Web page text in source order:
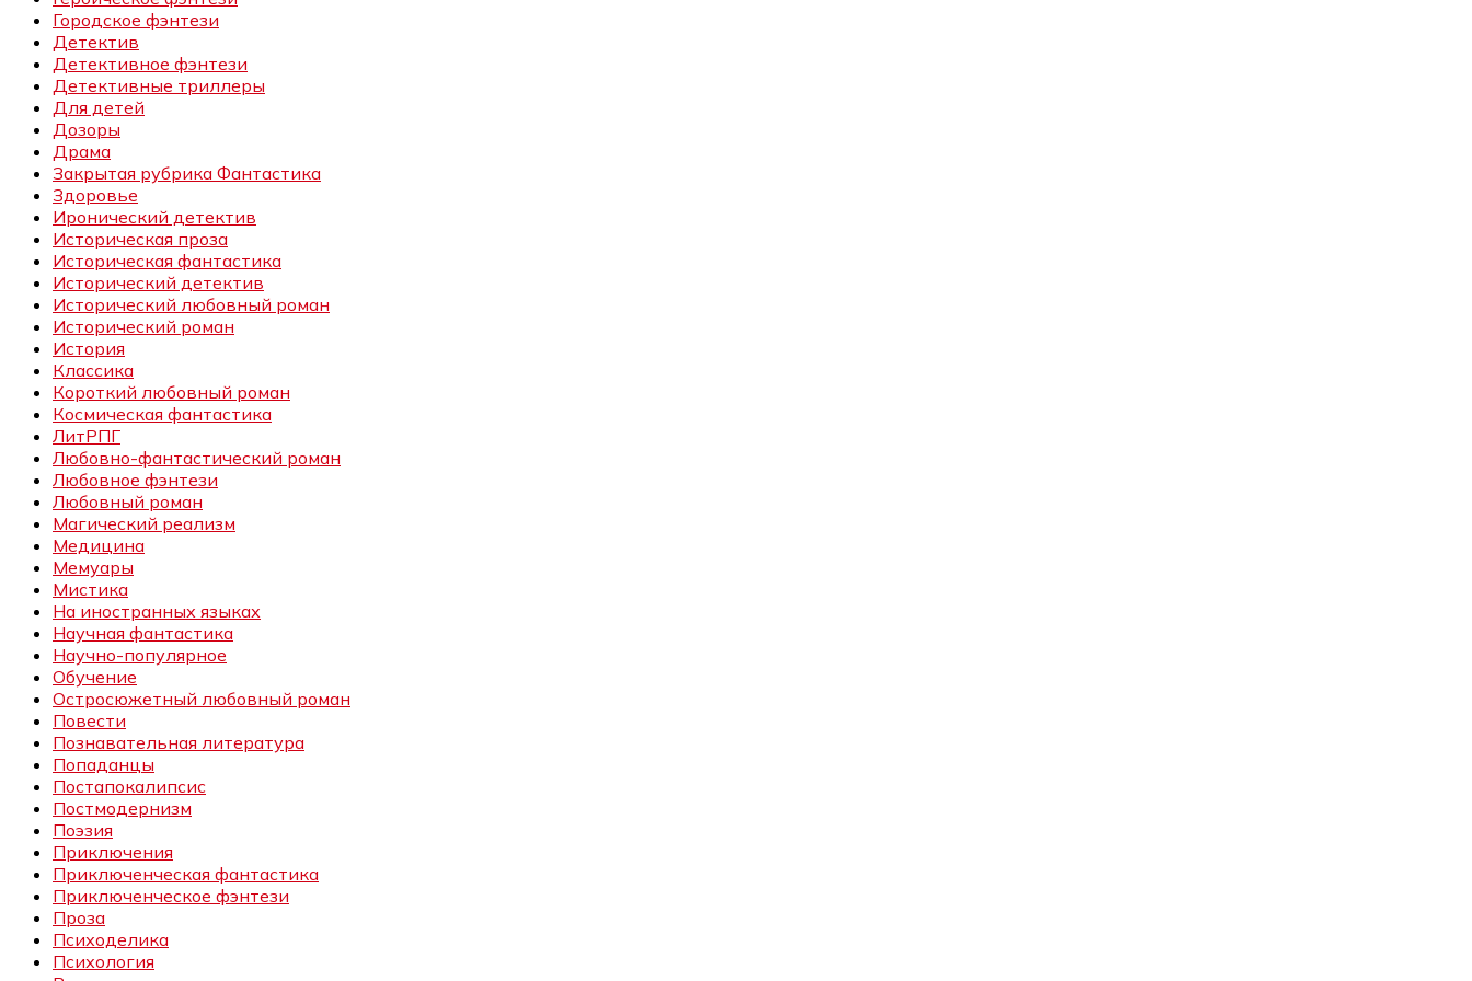
Городское фэнтези
Детектив
Детективное фэнтези
Детективные триллеры
Для детей
Дозоры
Драма
Закрытая рубрика Фантастика
Здоровье
Иронический детектив
Историческая проза
Историческая фантастика
Исторический детектив
Исторический любовный роман
Исторический роман
История
Классика
Короткий любовный роман
Космическая фантастика
ЛитРПГ
Любовно-фантастический роман
Любовное фэнтези
Любовный роман
Магический реализм
Медицина
Мемуары
Мистика
На иностранных языках
Научная фантастика
Научно-популярное
Обучение
Остросюжетный любовный роман
Повести
Познавательная литература
Попаданцы
Постапокалипсис
Постмодернизм
Поэзия
Приключения
Приключенческая фантастика
Приключенческое фэнтези
Проза
Психоделика
Психология